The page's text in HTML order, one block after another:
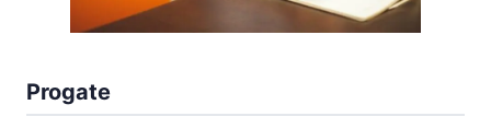
Progate